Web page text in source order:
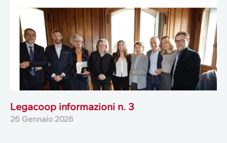
Legacoop informazioni n. 3
26 Gennaio 2026